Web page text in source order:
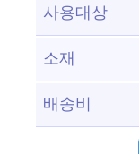
사용대상
소재
배송비